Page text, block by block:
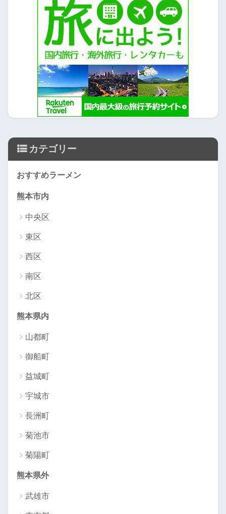
カテゴリー
おすすめラーメン
熊本市内
中央区
東区
西区
南区
北区
熊本県内
山都町
御船町
益城町
宇城市
長洲町
菊池市
菊陽町
熊本県外
武雄市